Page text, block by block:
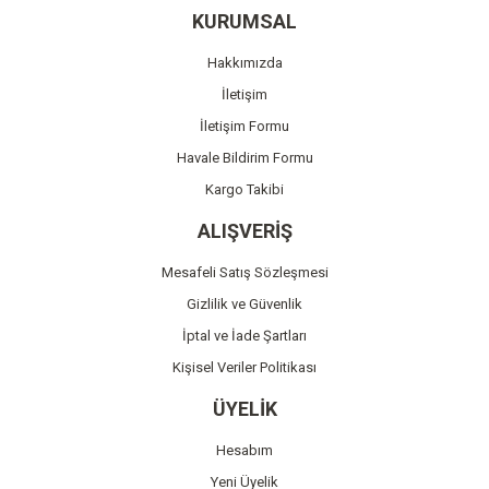
Ürün bilgilerinde hatalar bulunuyor.
Ürün fiyatı diğer sitelerden daha pahalı.
Bu ürüne benzer farklı alternatifler olmalı.
Gönder
KURUMSAL
Hakkımızda
İletişim
İletişim Formu
Havale Bildirim Formu
Kargo Takibi
ALIŞVERİŞ
Mesafeli Satış Sözleşmesi
Gizlilik ve Güvenlik
İptal ve İade Şartları
Kişisel Veriler Politikası
ÜYELİK
Hesabım
Yeni Üyelik